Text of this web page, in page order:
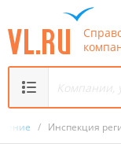
/ Инспекция